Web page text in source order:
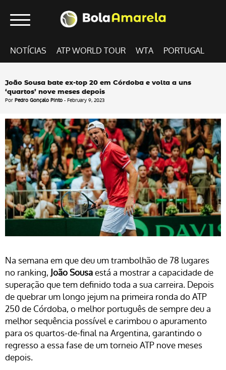
NOTÍCIAS ATP WORLD TOUR WTA PORTUGAL
João Sousa bate ex-top 20 em Córdoba e volta a uns
‘quartos’ nove meses depois
Por Pedro Gonçalo Pinto - February 9, 2023
Na semana em que deu um trambolhão de 78 lugares
no ranking,João Sousaestá a mostrar a capacidade de
superação que tem definido toda a sua carreira. Depois
de quebrar um longo jejum na primeira ronda do ATP
250 de Córdoba, o melhor português de sempre deu a
melhor sequência possível e carimbou o apuramento
para os quartos-de-final na Argentina, garantindo o
regresso a essa fase de um torneio ATP nove meses
depois.